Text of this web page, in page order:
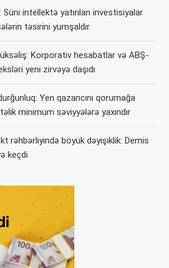
Süni intellektə yatırılan investisiyalar
təsirini yumşaldır
Korporativ hesabatlar və ABŞ-
yeni zirvəyə daşıdı
Yen qazancını qorumağa
minimum səviyyələrə yaxındır
rəhbərliyində böyük dəyişiklik: Demis
keçdi